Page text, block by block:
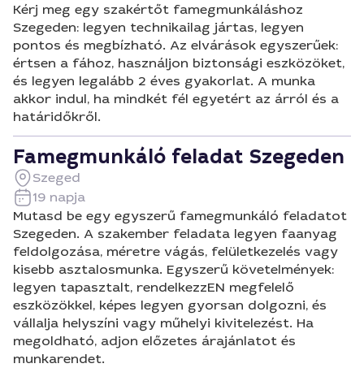
Kérj meg egy szakértőt famegmunkáláshoz
Szegeden: legyen technikailag jártas, legyen
pontos és megbízható. Az elvárások egyszerűek:
értsen a fához, használjon biztonsági eszközöket,
és legyen legalább 2 éves gyakorlat. A munka
akkor indul, ha mindkét fél egyetért az árról és a
határidőkről.
Famegmunkáló feladat Szegeden
Szeged
19 napja
Mutasd be egy egyszerű famegmunkáló feladatot
Szegeden. A szakember feladata legyen faanyag
feldolgozása, méretre vágás, felületkezelés vagy
kisebb asztalosmunka. Egyszerű követelmények:
legyen tapasztalt, rendelkezzEN megfelelő
eszközökkel, képes legyen gyorsan dolgozni, és
vállalja helyszíni vagy műhelyi kivitelezést. Ha
megoldható, adjon előzetes árajánlatot és
munkarendet.